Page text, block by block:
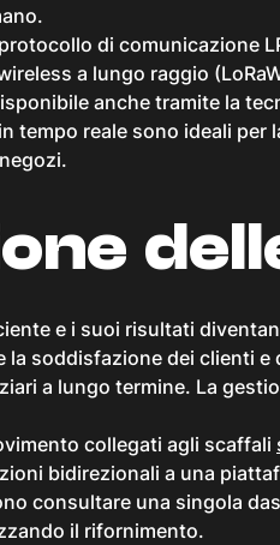
di comunicazione
a lungo raggio
anche tramite la
tempo reale sono ideali per
e i suoi risultati
soddisfazione dei clienti
a lungo termine. La
collegati agli scaffali
bidirezionali a una
consultare una singola
il rifornimento.